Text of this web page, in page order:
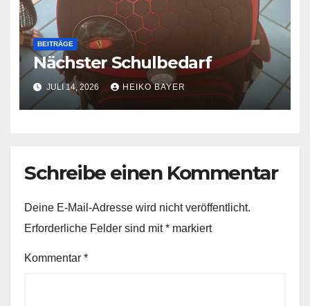
BEITRÄGE
Nächster Schulbedarf
JULI 14, 2026 HEIKO BAYER
Schreibe einen Kommentar
Deine E-Mail-Adresse wird nicht veröffentlicht.
Erforderliche Felder sind mit* markiert
Kommentar *